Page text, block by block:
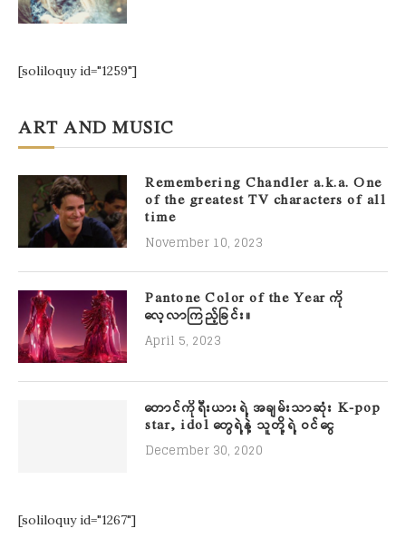
[soliloquy id="1259"]
ART AND MUSIC
Remembering Chandler a.k.a. One
of the greatest TV characters of all
time
November 10, 2023
Pantone Color of the Year ကို
လေ့လာကြည့်ခြင်း။
April 5, 2023
တောင်ကိုရီးယားရဲ့ အချမ်းသာဆုံး K-pop
star, idol တွေရဲ့နဲ့ သူတို့ရဲ့ ဝင်ငွေ
December 30, 2020
[soliloquy id="1267"]